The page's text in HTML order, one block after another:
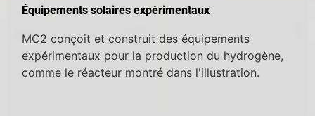
Équipements solaires expérimentaux​
MC2 conçoit et construit des équipements
expérimentaux pour la production du hydrogène,
comme le réacteur montré dans l'illustration.